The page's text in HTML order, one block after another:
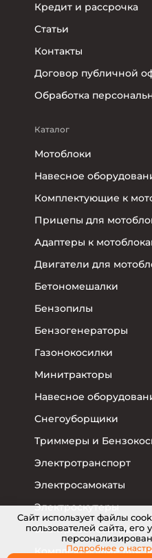
Кредит и рассрочка
Статьи
Контакты
Договор публичной
Обработка
Каталог
Мотоблоки
Навесное
Комплектующие к
Прицепы для
Адаптеры к
Двигатели для
Бетономешалки
Бензопилы
Бензогенераторы
Газонокосилки
Минитракторы
Навесное
Снегоуборщики
Триммеры и
Электротранспорт
Электросамокаты
Электроскутеры
Электровелосипеды
Комплектующие для
Cайт использует файлы
пользователей сайта,
Подробнее о